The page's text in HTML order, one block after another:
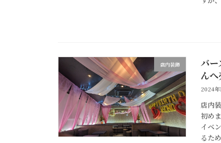
店内装飾
バー
ん
2024年
店内
初め
イベ
るた